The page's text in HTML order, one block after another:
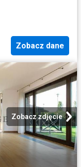
Zobacz dane
Zobacz zdjęcie